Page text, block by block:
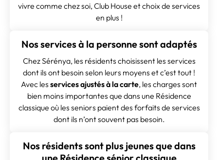
vivre comme chez soi, Club House et choix de services
en plus !
Nos services à la personne sont adaptés
Chez Sérénya, les résidents choisissent les services
dont ils ont besoin selon leurs moyens et c’est tout !
Avec les services ajustés à la carte, les charges sont
bien moins importantes que dans une Résidence
classique où les seniors paient des forfaits de services
dont ils n’ont souvent pas besoin.
Nos résidents sont plus jeunes que dans